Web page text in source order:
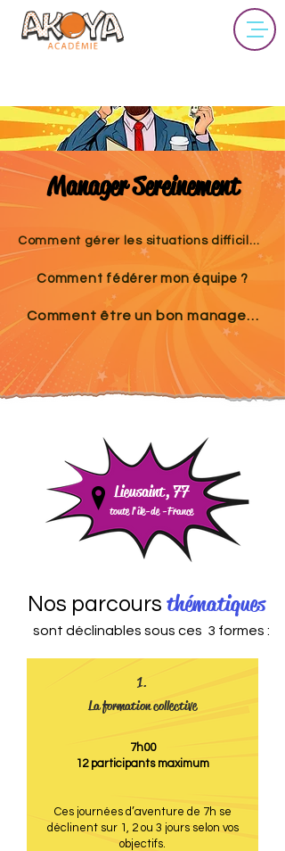
Manager Sereinement
Comment gérer les situations difficiles ?
Comment fédérer mon équipe ?
Comment être un bon manager ?
toute l'île-de -France
Lieusaint, 77
Nos parcours thématiques
sont déclinables sous ces 3 formes :
1.
La formation collective
7h00
12 participants maximum
Ces journées d’aventure de 7h se
déclinent sur 1, 2 ou 3 jours selon vos
objectifs.